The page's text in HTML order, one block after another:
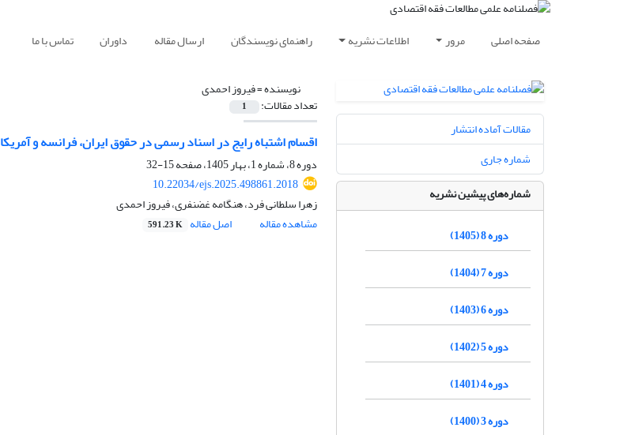
صفحه اصلی مرور اطلاعات نشریه راهنمای نویسندگان ارسال مقاله داوران تماس با ما
نویسنده =فیروز احمدی
تعداد مقالات: 1
اقسام اشتباه رایج در اسناد رسمی در حقوق ایران، فرانسه و آمریکا
دوره 8، شماره 1، بهار 1405، صفحه
15-32
10.22034/ejs.2025.498861.2018
زهرا سلطانی فرد، هنگامه غضنفری، فیروز احمدی
مشاهده مقاله
اصل مقاله 591.23 K
مقالات آماده انتشار
شماره جاری
شماره‌های پیشین نشریه
دوره 8 (1405)
دوره 7 (1404)
دوره 6 (1403)
دوره 5 (1402)
دوره 4 (1401)
دوره 3 (1400)